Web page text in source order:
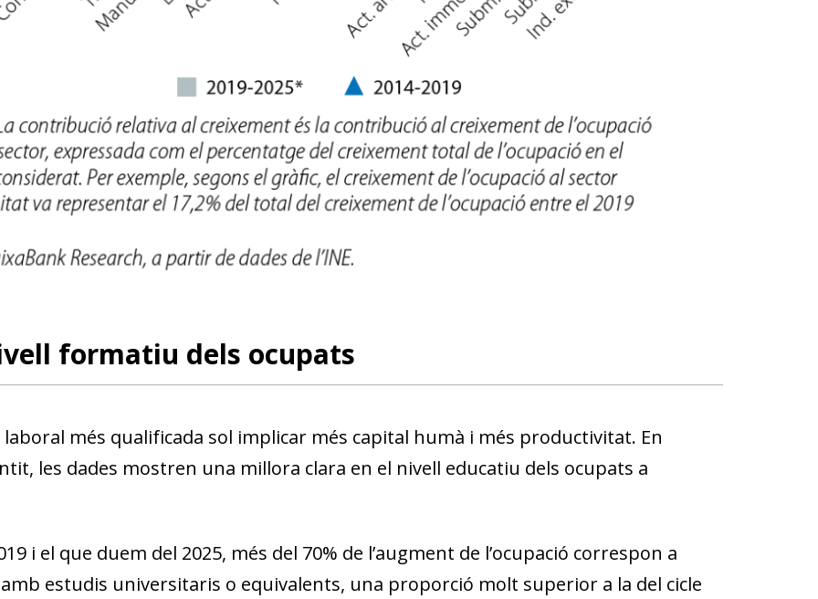
formatiu dels ocupats
laboral més qualificada sol implicar més capital humà i més productivitat. En
les dades mostren una millora clara en el nivell educatiu dels ocupats a
i el que duem del 2025, més del 70% de l’augment de l’ocupació correspon a
estudis universitaris o equivalents, una proporció molt superior a la del cicle